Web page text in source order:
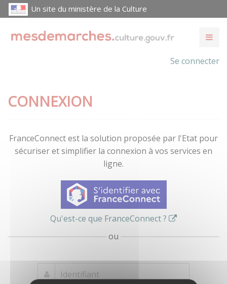
Un site du ministère de la Culture
Se connecter
CONNEXION
FranceConnect est la solution proposée par l'Etat pour
sécuriser et simplifier la connexion à vos services en
ligne.
Qu'est-ce que FranceConnect ?
ou